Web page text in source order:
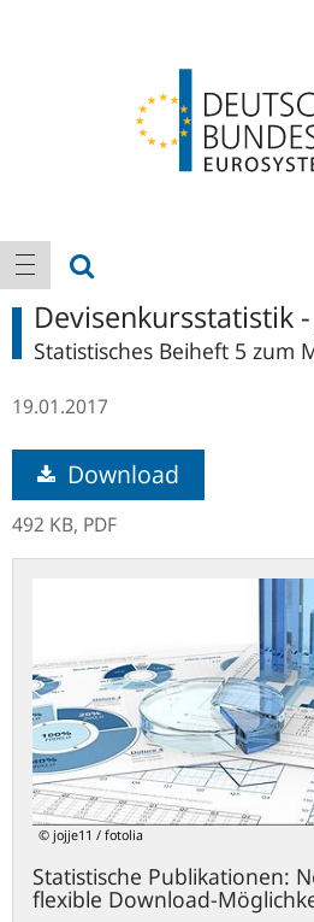
Hauptnavigation
Navigation anzeigen
Devisenkursstatistik
Statistisches Beiheft 5 zum
19.01.2017
Download
492 KB, PDF
© jojje11 / fotolia
Statistische Publikationen:
flexible Download-
Konzept
und
flexible
Download-
Möglichkeiten